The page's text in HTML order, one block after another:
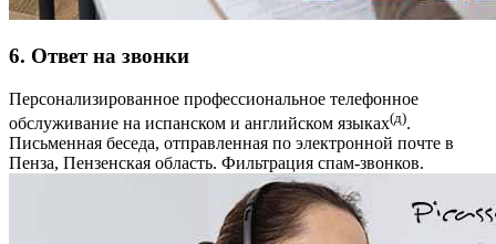
6. Ответ на звонки
Персонализированное профессиональное телефонное
обслуживание на испанском и английском языках(д).
Письменная беседа, отправленная по электронной почте в
Пенза, Пензенская область. Фильтрация спам-звонков.